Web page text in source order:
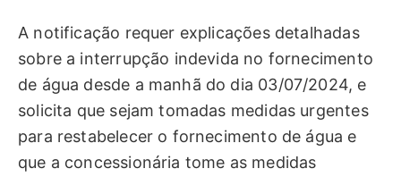
A notificação requer explicações detalhadas
sobre a interrupção indevida no fornecimento
de água desde a manhã do dia 03/07/2024, e
solicita que sejam tomadas medidas urgentes
para restabelecer o fornecimento de água e
que a concessionária tome as medidas